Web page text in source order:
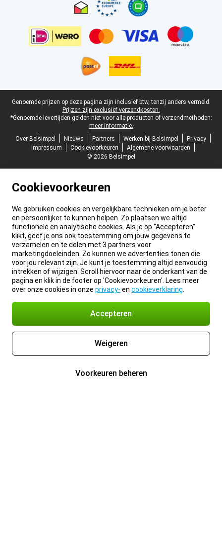
Juridische voettekst
Genoemde prijzen op deze pagina zijn inclusief btw, tenzij anders vermeld.
Prijzen zijn exclusief verzendkosten.
*Genoemde levertijden gelden niet voor alle producten of verzendmethoden:
meer informatie.
Over Belsimpel
Nieuws Partners Werken bij Belsimpel
Privacy
Impressum
Cookievoorkeuren
Algemene voorwaarden
© 2026 Belsimpel
Cookievoorkeuren
We gebruiken cookies en vergelijkbare technieken om je beter
en persoonlijker te kunnen helpen. Zo plaatsen we altijd
functionele en analytische cookies. Als je op “Accepteren”
klikt, geef je ons ook toestemming om jouw gegevens te
verzamelen en te delen met 3 partners voor
marketingdoeleinden. Zo kunnen we advertenties tonen die
voor jou relevant zijn. Je kunt je toestemming altijd eenvoudig
intrekken of wijzigen. Scroll hiervoor naar de onderkant van de
pagina en klik in de footer op 'Cookievoorkeuren'. Lees meer
over onze cookies in onze privacy- en cookieverklaring
Accepteren
Weigeren
Voorkeuren beheren